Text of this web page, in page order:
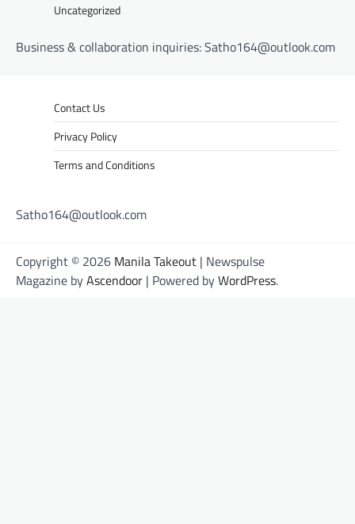
Uncategorized
Business & collaboration inquiries:Satho164@outlook.com
Contact Us
Privacy Policy
Terms and Conditions
Satho164@outlook.com
Copyright © 2026 Manila Takeout | Newspulse
Magazine byAscendoor | Powered byWordPress.